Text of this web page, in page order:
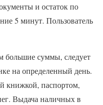
и остаток по
5 минут. Пользователь
суммы, следует
на определенный день.
книжкой, паспортом,
Выдача наличных в